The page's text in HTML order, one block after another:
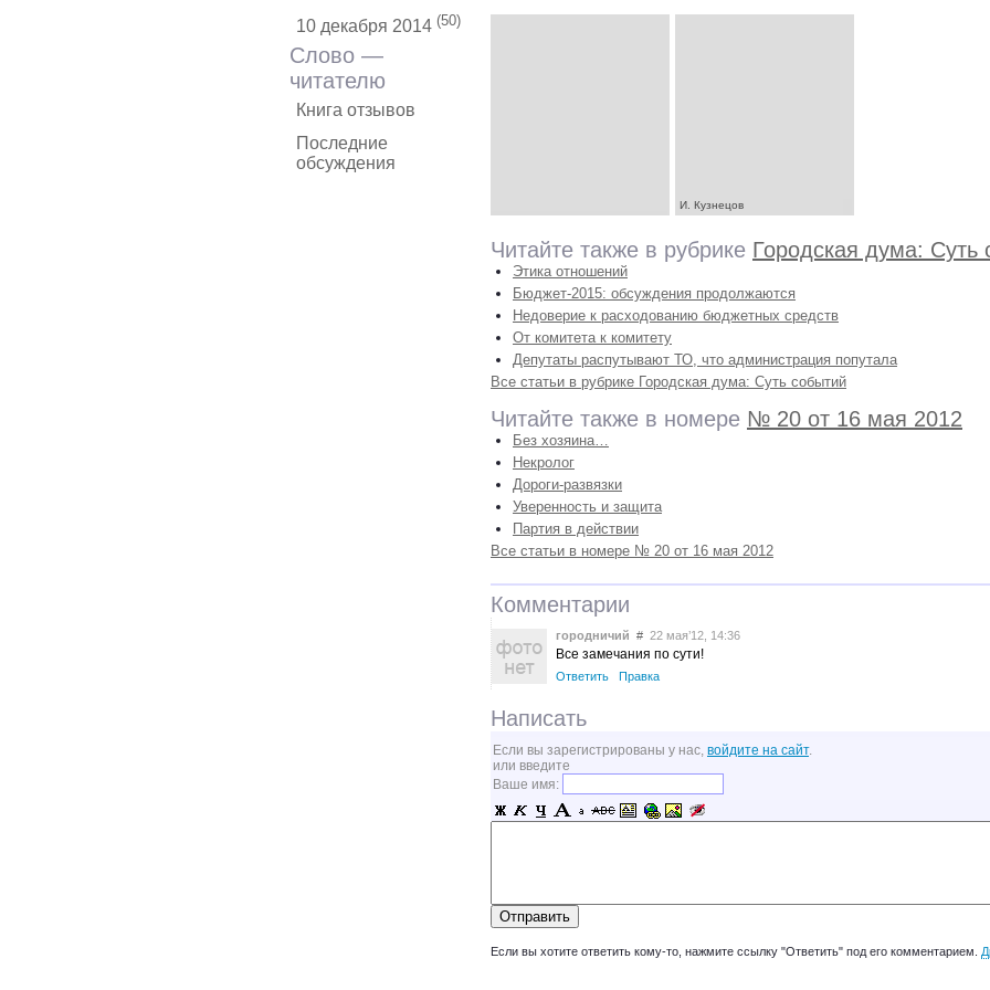
10 декабря 2014 (50)
Слово —
читателю
Книга отзывов
Последние
обсуждения
И. Кузнецов
Читайте также в рубрике Городская дума: Суть
Этика отношений
Бюджет-2015: обсуждения продолжаются
Недоверие к расходованию бюджетных средств
От комитета к комитету
Депутаты распутывают ТО, что администрация попутала
Все статьи в рубрике Городская дума: Суть событий
Читайте также в номере № 20 от 16 мая 2012
Без хозяина…
Некролог
Дороги-развязки
Уверенность и защита
Партия в действии
Все статьи в номере № 20 от 16 мая 2012
Комментарии
городничий # 22 мая’12, 14:36
Все замечания по сути!
Ответить Правка
Написать
Если вы зарегистрированы у нас, войдите на сайт.
или введите
Ваше имя:
Если вы хотите ответить кому-то, нажмите ссылку "Ответить" под его комментарием.